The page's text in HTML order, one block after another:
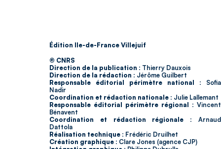
Édition Ile-de-France Villejuif
© CNRS
Direction de la publication : Thierry Dauxois
Direction de la rédaction : Jérôme Guilbert
Responsable éditorial périmètre national : Sofia
Nadir
Coordination et rédaction nationale : Julie Lallemant
Responsable éditorial périmètre régional : Vincent
Bénavent
Coordination et rédaction régionale : Arnaud
Dattola
Réalisation technique : Frédéric Druilhet
Création graphique : Clare Jones (agence CJP)